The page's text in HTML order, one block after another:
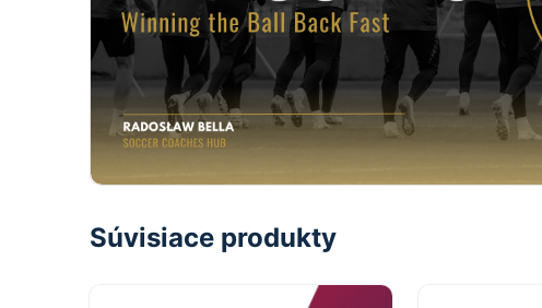
Súvisiace produkty